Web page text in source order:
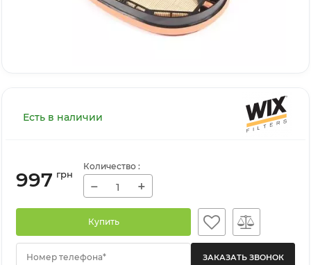
Есть в наличии
997 грн
Количество :
− +
Купить
Номер телефона*